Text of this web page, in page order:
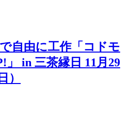
自由に工作「コドモ
」 in 三茶縁日 11月29
）